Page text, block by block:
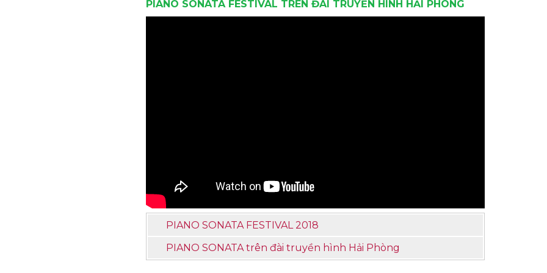
PIANO SONATA FESTIVAL TRÊN ĐÀI TRUYỀN HÌNH HẢI PHÒNG
PIANO SONATA FESTIVAL 2018
PIANO SONATA trên đài truyền hình Hải Phòng